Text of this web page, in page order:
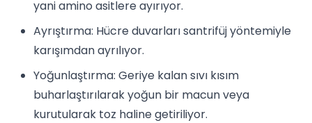
yani amino asitlere ayırıyor.
Ayrıştırma: Hücre duvarları santrifüj yöntemiyle
karışımdan ayrılıyor.
Yoğunlaştırma: Geriye kalan sıvı kısım
buharlaştırılarak yoğun bir macun veya
kurutularak toz haline getiriliyor.